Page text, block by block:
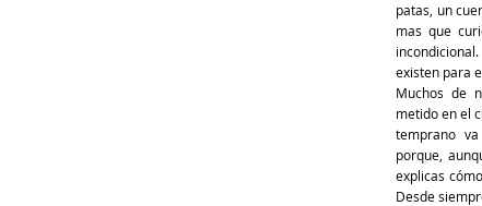
patas, un
mas que
existen para
Muchos de
metido en el
temprano
porque,
explicas
Desde